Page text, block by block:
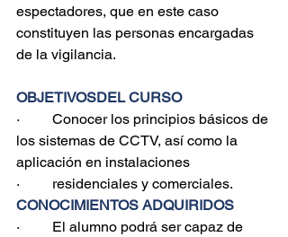
espectadores, que en este caso
constituyen las personas encargadas
de la vigilancia.
OBJETIVOSDEL CURSO
·         Conocer los principios básicos de
los sistemas de CCTV, así como la
aplicación en instalaciones
·         residenciales y comerciales.
CONOCIMIENTOS ADQUIRIDOS
·         El alumno podrá ser capaz de